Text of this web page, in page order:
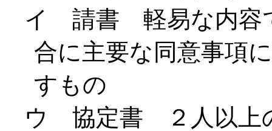
イ 請書 軽易な内容
合に主要な同意事項
すもの
ウ 協定書 ２人以上